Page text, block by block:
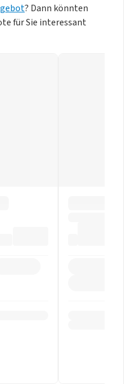
? Dann könnten
für Sie interessant